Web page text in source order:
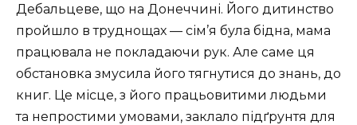
Дебальцеве, що на Донеччині. Його дитинство
пройшло в труднощах — сім’я була бідна, мама
працювала не покладаючи рук. Але саме ця
обстановка змусила його тягнутися до знань, до
книг. Це місце, з його працьовитими людьми
та непростими умовами, заклало підґрунтя для